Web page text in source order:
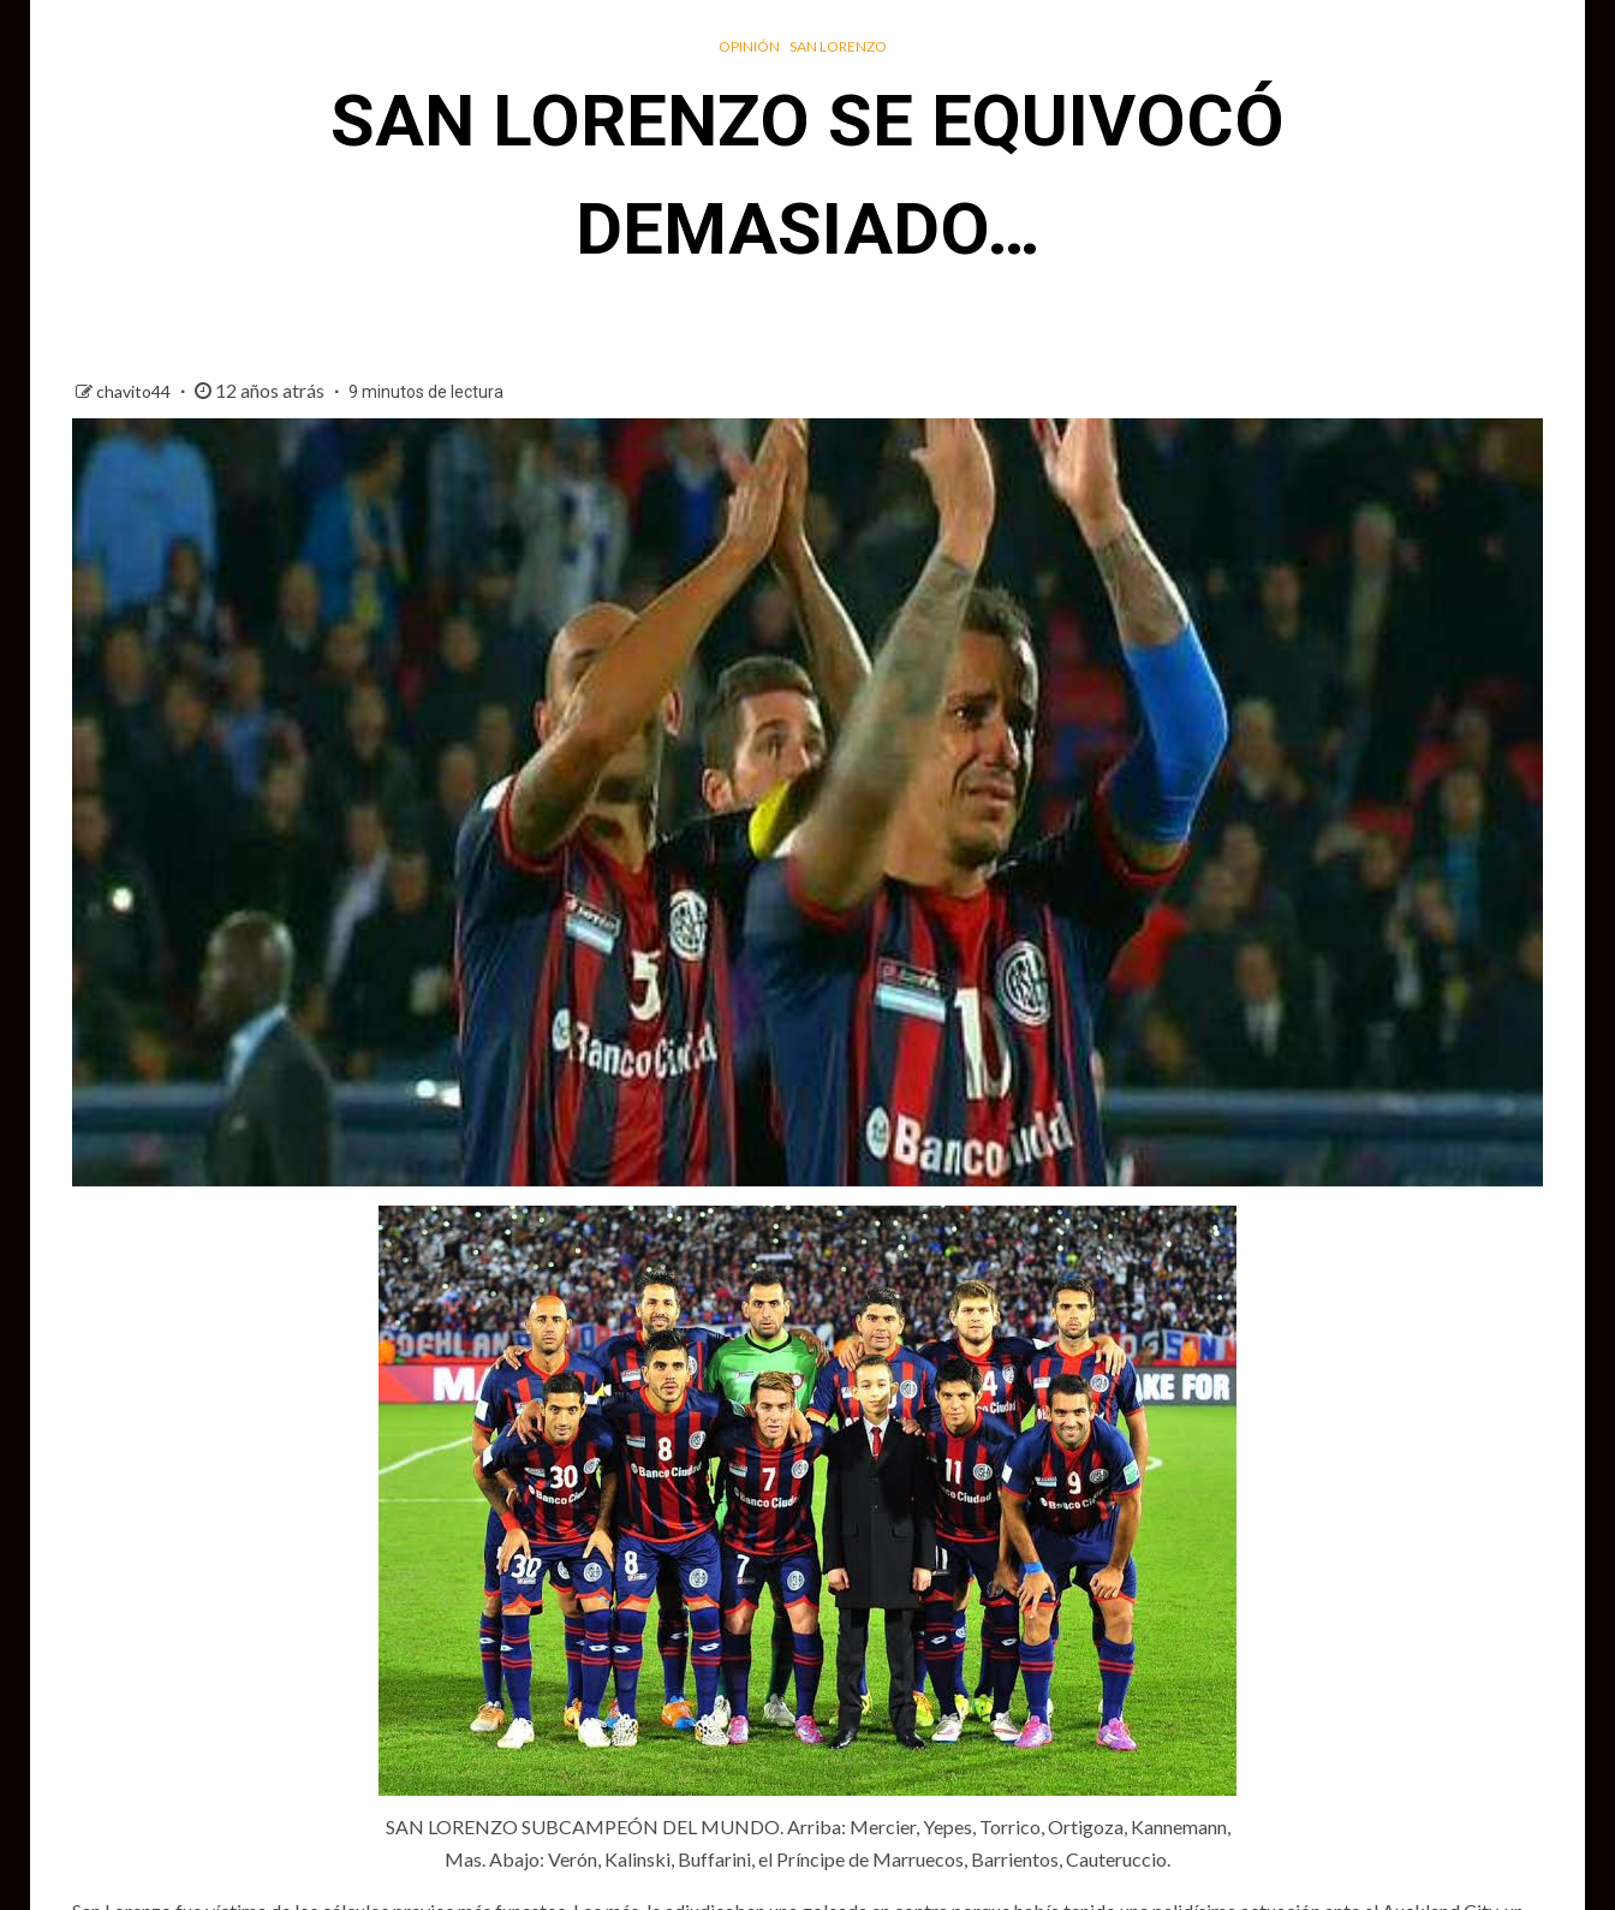
OPINIÓN SAN LORENZO
SAN LORENZO SE EQUIVOCÓ
DEMASIADO…
chavito44 12 años atrás 9 minutos de lectura
SAN LORENZO SUBCAMPEÓN DEL MUNDO. Arriba: Mercier, Yepes, Torrico, Ortigoza, Kannemann,
Mas. Abajo: Verón, Kalinski, Buffarini, el Príncipe de Marruecos, Barrientos, Cauteruccio.